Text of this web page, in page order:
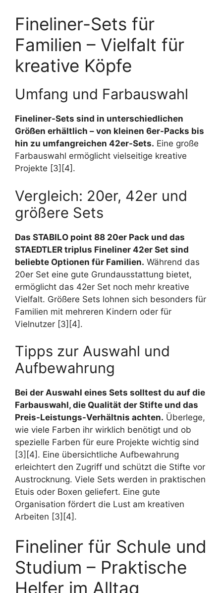
Fineliner-Sets für
Familien – Vielfalt für
kreative Köpfe
Umfang und Farbauswahl
Fineliner-Sets sind in unterschiedlichen
Größen erhältlich – von kleinen 6er-Packs bis
hin zu umfangreichen 42er-Sets. Eine große
Farbauswahl ermöglicht vielseitige kreative
Projekte [3][4].
Vergleich: 20er, 42er und
größere Sets
Das STABILO point 88 20er Pack und das
STAEDTLER triplus Fineliner 42er Set sind
beliebte Optionen für Familien. Während das
20er Set eine gute Grundausstattung bietet,
ermöglicht das 42er Set noch mehr kreative
Vielfalt. Größere Sets lohnen sich besonders für
Familien mit mehreren Kindern oder für
Vielnutzer [3][4].
Tipps zur Auswahl und
Aufbewahrung
Bei der Auswahl eines Sets solltest du auf die
Farbauswahl, die Qualität der Stifte und das
Preis-Leistungs-Verhältnis achten. Überlege,
wie viele Farben ihr wirklich benötigt und ob
spezielle Farben für eure Projekte wichtig sind
[3][4]. Eine übersichtliche Aufbewahrung
erleichtert den Zugriff und schützt die Stifte vor
Austrocknung. Viele Sets werden in praktischen
Etuis oder Boxen geliefert. Eine gute
Organisation fördert die Lust am kreativen
Arbeiten [3][4].
Fineliner für Schule und
Studium – Praktische
Helfer im Alltag